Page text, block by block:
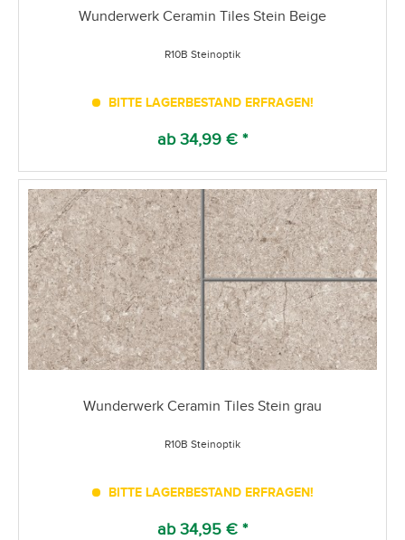
Wunderwerk Ceramin Tiles Stein Beige
R10B Steinoptik
BITTE LAGERBESTAND ERFRAGEN!
ab 34,99 € *
Wunderwerk Ceramin Tiles Stein grau
R10B Steinoptik
BITTE LAGERBESTAND ERFRAGEN!
ab 34,95 € *